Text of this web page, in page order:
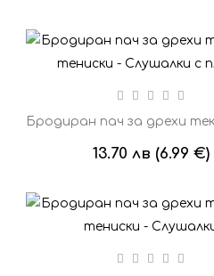
13.70 лв (6.99 €)